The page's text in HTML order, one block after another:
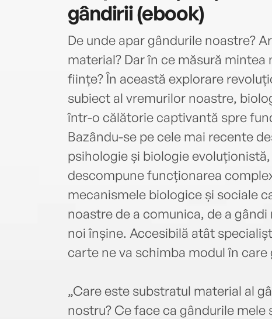
gândirii (ebook)
De unde apar gândurile noastre?
material? Dar în ce măsură
ființe? În această explorare
subiect al vremurilor noastre,
într-o călătorie captivantă spre
Bazându-se pe cele mai recente
psihologie și biologie
descompune funcționarea
mecanismele biologice și sociale
noastre de a comunica, de a
noi înșine. Accesibilă atât
carte ne va schimba modul în
„Care este substratul material al
nostru? Ce face ca gândurile mele